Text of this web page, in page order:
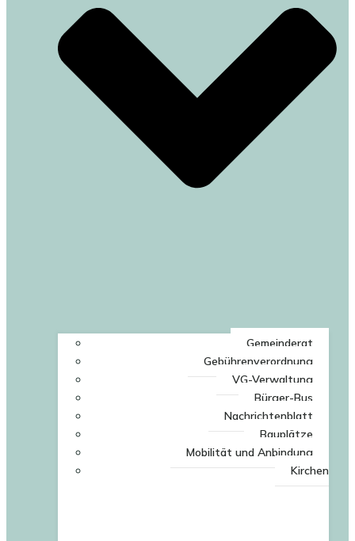
Gemeinderat
Gebührenverordnung
VG-Verwaltung
Bürger-Bus
Nachrichtenblatt
Bauplätze
Mobilität und Anbindung
Kirchen